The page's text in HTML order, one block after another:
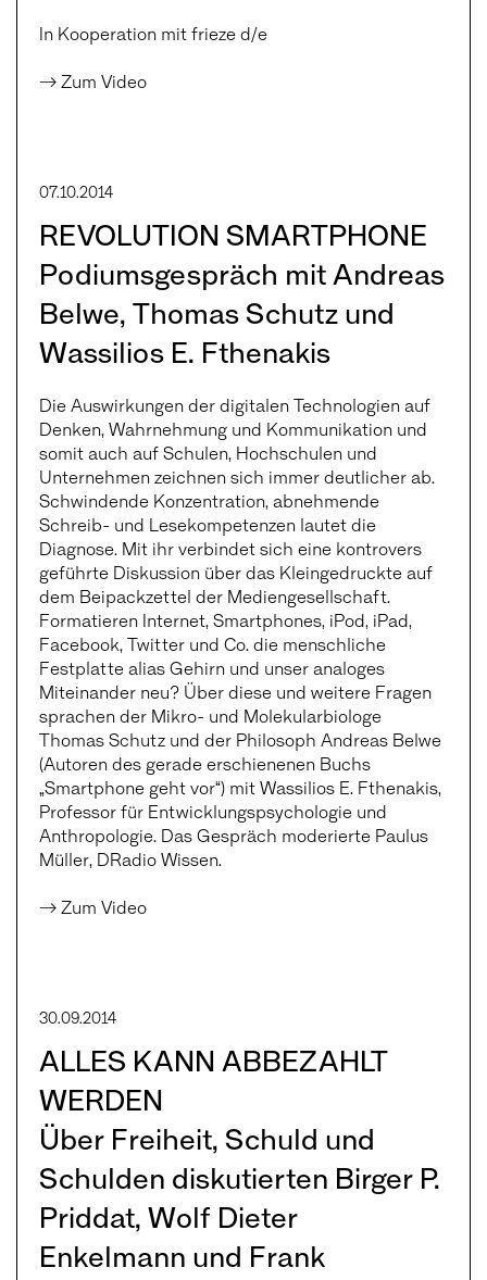
In Kooperation mit frieze d/e
→ Zum Video
07.10.2014
REVOLUTION SMARTPHONE
Podiumsgespräch mit Andreas
Belwe, Thomas Schutz und
Wassilios E. Fthenakis
Die Auswirkungen der digitalen Technologien auf
Denken, Wahrnehmung und Kommunikation und
somit auch auf Schulen, Hochschulen und
Unternehmen zeichnen sich immer deutlicher ab.
Schwindende Konzentration, abnehmende
Schreib- und Lesekompetenzen lautet die
Diagnose. Mit ihr verbindet sich eine kontrovers
geführte Diskussion über das Kleingedruckte auf
dem Beipackzettel der Mediengesellschaft.
Formatieren Internet, Smartphones, iPod, iPad,
Facebook, Twitter und Co. die menschliche
Festplatte alias Gehirn und unser analoges
Miteinander neu? Über diese und weitere Fragen
sprachen der Mikro- und Molekularbiologe
Thomas Schutz und der Philosoph Andreas Belwe
(Autoren des gerade erschienenen Buchs
„Smartphone geht vor“) mit Wassilios E. Fthenakis,
Professor für Entwicklungspsychologie und
Anthropologie. Das Gespräch moderierte Paulus
Müller, DRadio Wissen.
→ Zum Video
30.09.2014
ALLES KANN ABBEZAHLT
WERDEN
Über Freiheit, Schuld und
Schulden diskutierten Birger P.
Priddat, Wolf Dieter
Enkelmann und Frank